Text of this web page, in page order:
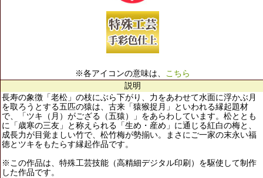
※各アイコンの意味は、 こちら
説明
長寿の象徴「老松」の枝にぶら下がり、力をあわせて水面に浮かぶ月
を取ろうとする五匹の猿は、古来「猿猴捉月」といわれる縁起題材
で、「ツキ（月）がござる（五猿）」をあらわしています。松ととも
に「歳寒の三友」と称えられる「生め・産め」に通じる紅白の梅と、
成長力が目覚ましい竹で、松竹梅が勢揃い。まさにご一家の末永い福
徳とツキをもたらす縁起作品です。
※この作品は、特殊工芸技能（高精細デジタル印刷）を駆使して制作
した作品です。